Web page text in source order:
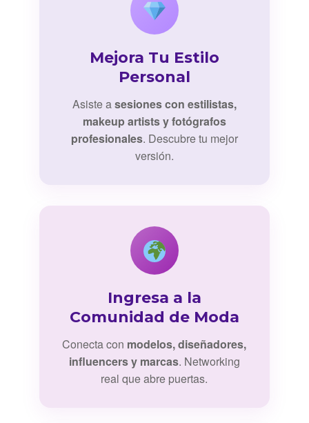
Mejora Tu Estilo
Personal
Asiste asesiones con estilistas,
makeup artists y fotógrafos
profesionales. Descubre tu mejor
versión.
Ingresa a la
Comunidad de Moda
Conecta con modelos, diseñadores,
influencers y marcas. Networking
real que abre puertas.